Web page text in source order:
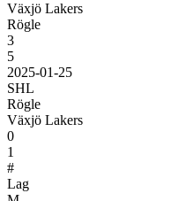
Växjö Lakers
Rögle
3
5
2025-01-25
SHL
Rögle
Växjö Lakers
0
1
#
Lag